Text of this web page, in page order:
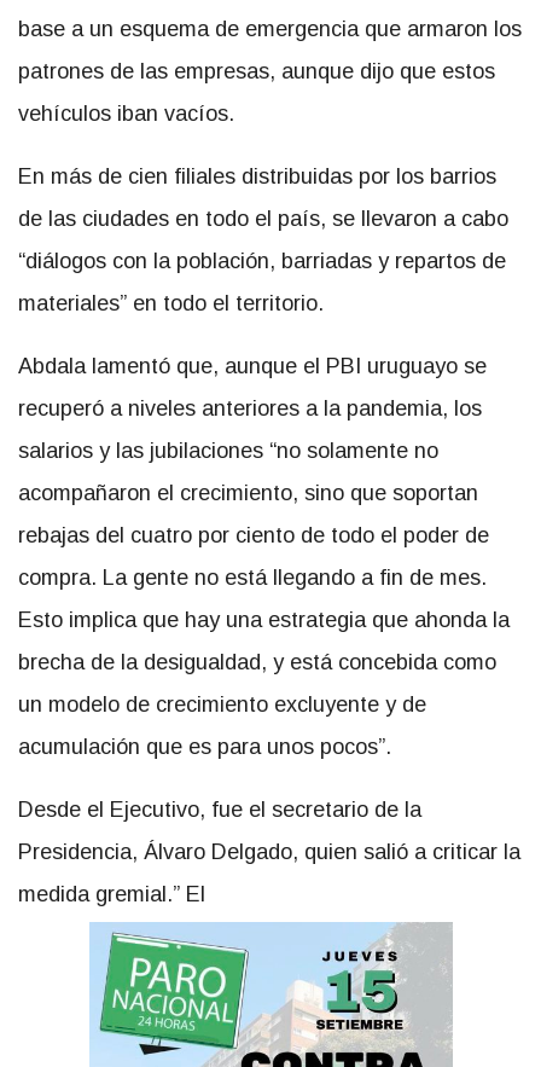
base a un esquema de emergencia que armaron los
patrones de las empresas, aunque dijo que estos
vehículos iban vacíos.
En más de cien filiales distribuidas por los barrios
de las ciudades en todo el país, se llevaron a cabo
“diálogos con la población, barriadas y repartos de
materiales” en todo el territorio.
Abdala lamentó que, aunque el PBI uruguayo se
recuperó a niveles anteriores a la pandemia, los
salarios y las jubilaciones “no solamente no
acompañaron el crecimiento, sino que soportan
rebajas del cuatro por ciento de todo el poder de
compra. La gente no está llegando a fin de mes.
Esto implica que hay una estrategia que ahonda la
brecha de la desigualdad, y está concebida como
un modelo de crecimiento excluyente y de
acumulación que es para unos pocos”.
Desde el Ejecutivo, fue el secretario de la
Presidencia, Álvaro Delgado, quien salió a criticar la
medida gremial.” El